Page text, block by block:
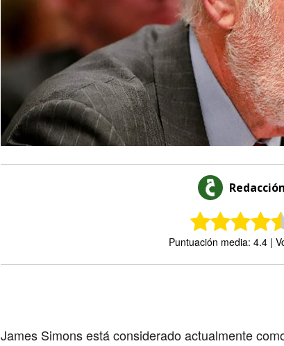
Redacción
Puntuación media: 4.4 |
James Simons está considerado actualmente